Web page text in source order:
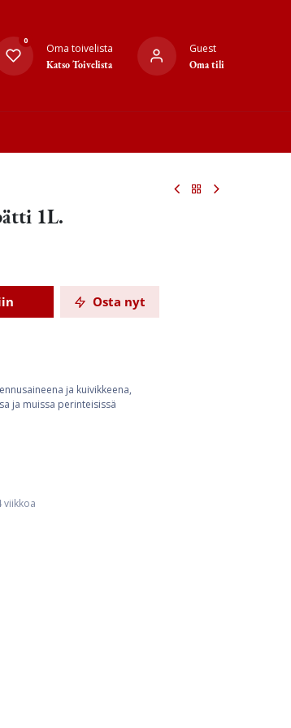
0
Oma toivelista
Katso Toivelista
Guest
Oma tili
1L.
Osta nyt
ja kuivikkeena,
ja muissa perinteisissä
viikkoa